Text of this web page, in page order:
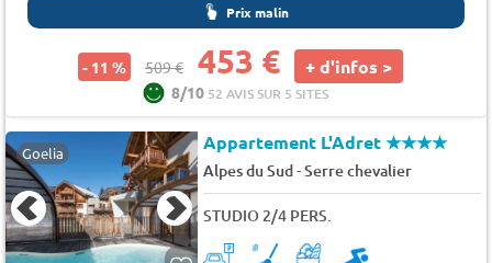
Prix malin
- 11 % 509 € 453 € + d'infos >
8/10 52 AVIS SUR 5 SITES
Goelia Appartement L'Adret★★★★
Alpes du Sud-Serre chevalier
STUDIO 2/4 PERS.